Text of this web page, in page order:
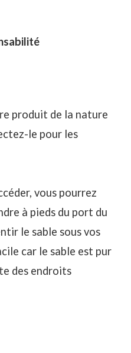
produit de la nature
le pour les
vous pourrez
à pieds du port du
le sable sous vos
car le sable est pur
des endroits